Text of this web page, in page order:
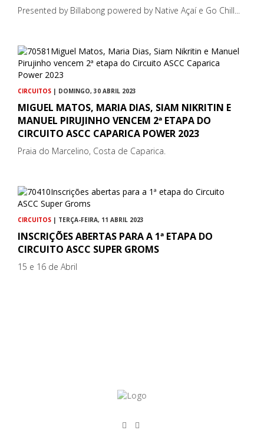
Presented by Billabong powered by Native Açaí e Go Chill...
CIRCUITOS | DOMINGO, 30 ABRIL 2023
MIGUEL MATOS, MARIA DIAS, SIAM NIKRITIN E
MANUEL PIRUJINHO VENCEM 2ª ETAPA DO
CIRCUITO ASCC CAPARICA POWER 2023
Praia do Marcelino, Costa de Caparica.
CIRCUITOS | TERÇA-FEIRA, 11 ABRIL 2023
INSCRIÇÕES ABERTAS PARA A 1ª ETAPA DO
CIRCUITO ASCC SUPER GROMS
15 e 16 de Abril